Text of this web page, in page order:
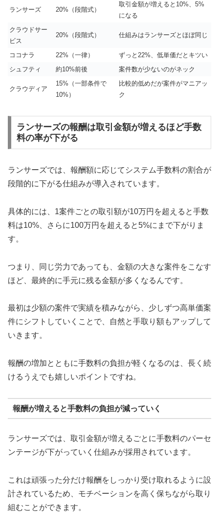
ランサーズ 20%（段階式）
取引金額が増えると10%、5%
になる
クラウドサー
ビス
20%（段階式） 仕組みはランサーズとほぼ同じ
ココナラ 22%（一律）
ずっと22%、低単価だとキツい
シュフティ
約10%前後 案件数が少ないのがネック
クラウディア
15%（一部条件で
10%）
比較的低めだが案件がマニアッ
ク
ランサーズの報酬は取引金額が増えるほど手数
料の率が下がる
ランサーズでは、報酬額に応じてシステム手数料の割合が
段階的に下がる仕組みが導入されています。
具体的には、1案件ごとの取引額が10万円を超えると手数
料は10%、さらに100万円を超えると5%にまで下がりま
す。
つまり、同じ労力であっても、金額の大きな案件をこなす
ほど、最終的に手元に残る金額が多くなるんです。
最初は少額の案件で実績を積みながら、少しずつ高単価案
件にシフトしていくことで、自然と手取り額もアップして
いきます。
報酬の増加とともに手数料の負担が軽くなるのは、長く続
けるうえでも嬉しいポイントですね。
報酬が増えると手数料の負担が減っていく
ランサーズでは、取引金額が増えるごとに手数料のパーセ
ンテージが下がっていく仕組みが採用されています。
これは頑張った分だけ報酬をしっかり受け取れるように設
計されているため、モチベーションを高く保ちながら取り
組むことができます。